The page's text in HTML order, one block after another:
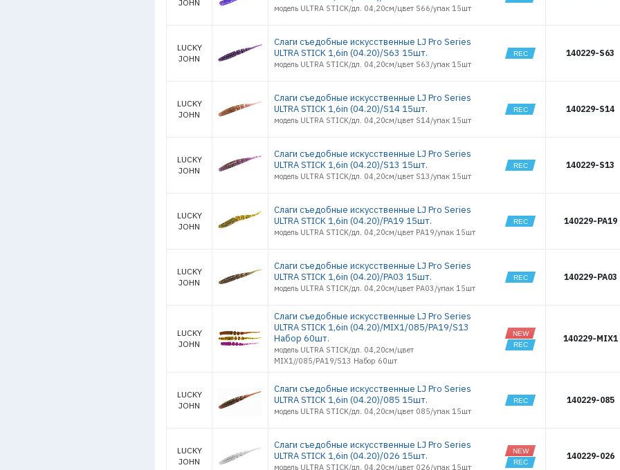
4459
5616
5617
5620
5624
5802
5806
5812
5813
6222
6226
6227
JOHN
модель ULTRA STICK/дл. 04,20см/цвет S66/упак 15шт
LUCKY
JOHN
Слаги съедобные искусственные LJ Pro Series
ULTRA STICK 1,6in (04.20)/S63 15шт.
модель ULTRA STICK/дл. 04,20см/цвет S63/упак 15шт
140229-S63
LUCKY
JOHN
Слаги съедобные искусственные LJ Pro Series
ULTRA STICK 1,6in (04.20)/S14 15шт.
модель ULTRA STICK/дл. 04,20см/цвет S14/упак 15шт
140229-S14
LUCKY
JOHN
Слаги съедобные искусственные LJ Pro Series
ULTRA STICK 1,6in (04.20)/S13 15шт.
модель ULTRA STICK/дл. 04,20см/цвет S13/упак 15шт
140229-S13
LUCKY
JOHN
Слаги съедобные искусственные LJ Pro Series
ULTRA STICK 1,6in (04.20)/PA19 15шт.
модель ULTRA STICK/дл. 04,20см/цвет PA19/упак 15шт
140229-PA19
LUCKY
JOHN
Слаги съедобные искусственные LJ Pro Series
ULTRA STICK 1,6in (04.20)/PA03 15шт.
модель ULTRA STICK/дл. 04,20см/цвет PA03/упак 15шт
140229-PA03
LUCKY
JOHN
Слаги съедобные искусственные LJ Pro Series
ULTRA STICK 1,6in (04.20)/MIX1/085/PA19/S13
Набор 60шт.
модель ULTRA STICK/дл. 04,20см/цвет
MIX1//085/PA19/S13 Набор 60шт
140229-MIX1
LUCKY
JOHN
Слаги съедобные искусственные LJ Pro Series
ULTRA STICK 1,6in (04.20)/085 15шт.
модель ULTRA STICK/дл. 04,20см/цвет 085/упак 15шт
140229-085
LUCKY
JOHN
Слаги съедобные искусственные LJ Pro Series
ULTRA STICK 1,6in (04.20)/026 15шт.
модель ULTRA STICK/дл. 04,20см/цвет 026/упак 15шт
140229-026